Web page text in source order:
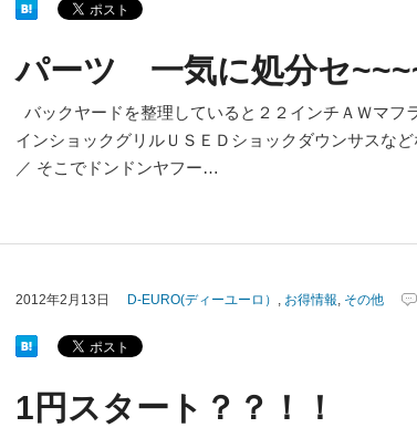
パーツ 一気に処分セ
バックヤードを整理していると２２インチＡＷマフ
インショックグリルＵＳＥＤショックダウンサスな
／ そこでドンドンヤフー…
2012年2月13日 D-EURO(ディーユーロ） お得情報 その他
1円スタート？？！！